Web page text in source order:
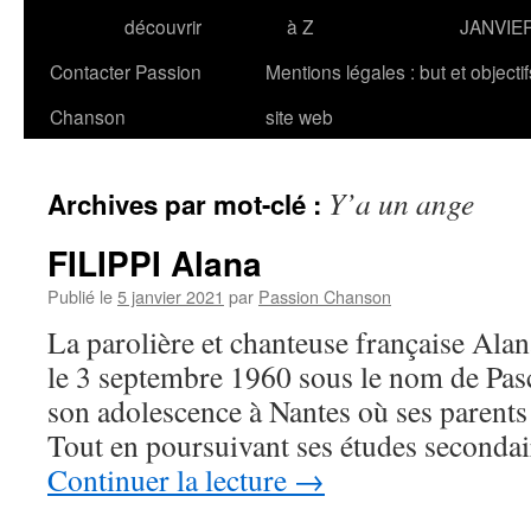
découvrir
à Z
Contacter Passion
Chanson
Mentions légales : but et
site web
Archives par mot-clé : Y’a un ange
FILIPPI Alana
Publié le5 janvier 2021 par Passion Chanson
La parolière et chanteuse française
le 3 septembre 1960 sous le nom de
son adolescence à Nantes où ses
Tout en poursuivant ses études
Continuer la lecture →